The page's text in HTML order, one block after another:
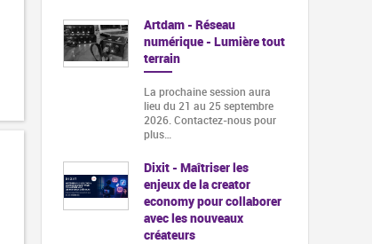
Artdam - Réseau
numérique - Lumière tout
terrain
La prochaine session aura
lieu du 21 au 25 septembre
2026. Contactez-nous pour
plus…
Dixit - Maîtriser les
enjeux de la creator
economy pour collaborer
avec les nouveaux
créateurs